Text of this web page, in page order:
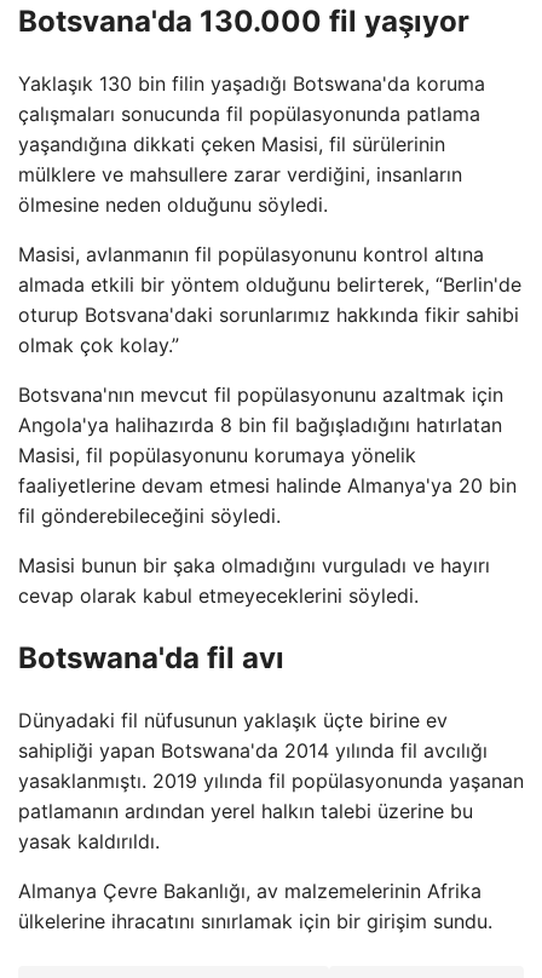
Botsvana'da 130.000 fil yaşıyor
Yaklaşık 130 bin filin yaşadığı Botswana'da koruma
çalışmaları sonucunda fil popülasyonunda patlama
yaşandığına dikkati çeken Masisi, fil sürülerinin
mülklere ve mahsullere zarar verdiğini, insanların
ölmesine neden olduğunu söyledi.
Masisi, avlanmanın fil popülasyonunu kontrol altına
almada etkili bir yöntem olduğunu belirterek, “Berlin'de
oturup Botsvana'daki sorunlarımız hakkında fikir sahibi
olmak çok kolay.”
Botsvana'nın mevcut fil popülasyonunu azaltmak için
Angola'ya halihazırda 8 bin fil bağışladığını hatırlatan
Masisi, fil popülasyonunu korumaya yönelik
faaliyetlerine devam etmesi halinde Almanya'ya 20 bin
fil gönderebileceğini söyledi.
Masisi bunun bir şaka olmadığını vurguladı ve hayırı
cevap olarak kabul etmeyeceklerini söyledi.
Botswana'da fil avı
Dünyadaki fil nüfusunun yaklaşık üçte birine ev
sahipliği yapan Botswana'da 2014 yılında fil avcılığı
yasaklanmıştı. 2019 yılında fil popülasyonunda yaşanan
patlamanın ardından yerel halkın talebi üzerine bu
yasak kaldırıldı.
Almanya Çevre Bakanlığı, av malzemelerinin Afrika
ülkelerine ihracatını sınırlamak için bir girişim sundu.